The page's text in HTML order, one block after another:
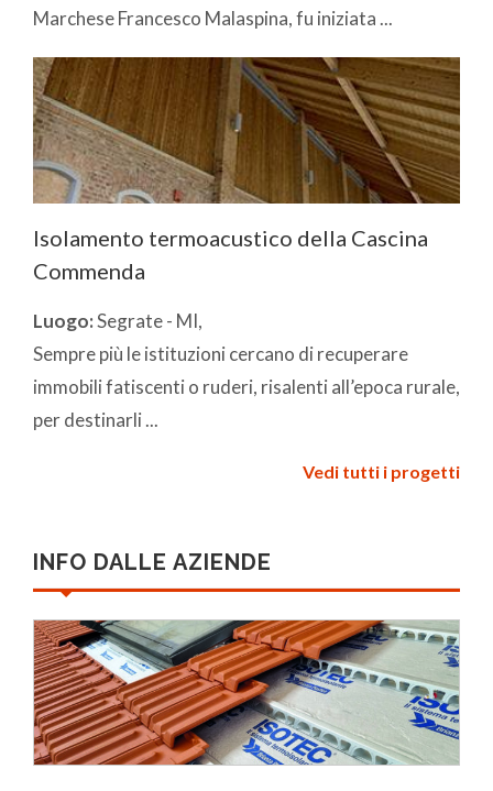
Marchese Francesco Malaspina, fu iniziata ...
Isolamento termoacustico della Cascina
Commenda
Luogo:Segrate - MI,
Sempre più le istituzioni cercano di recuperare
immobili fatiscenti o ruderi, risalenti all’epoca rurale,
per destinarli ...
Vedi tutti i progetti
INFO DALLE AZIENDE